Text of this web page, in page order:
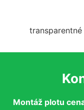
Montáž plotu